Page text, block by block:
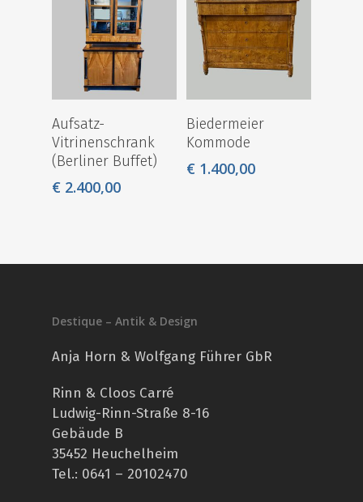
Aufsatz-
Vitrinenschrank
(Berliner Buffet)
€ 2.400,00
Biedermeier
Kommode
€ 1.400,00
Destique – Antik & Design
Anja Horn & Wolfgang Führer GbR
Rinn & Cloos Carré
Ludwig-Rinn-Straße 8-16
Gebäude B
35452 Heuchelheim
Tel.: 0641 – 20102470